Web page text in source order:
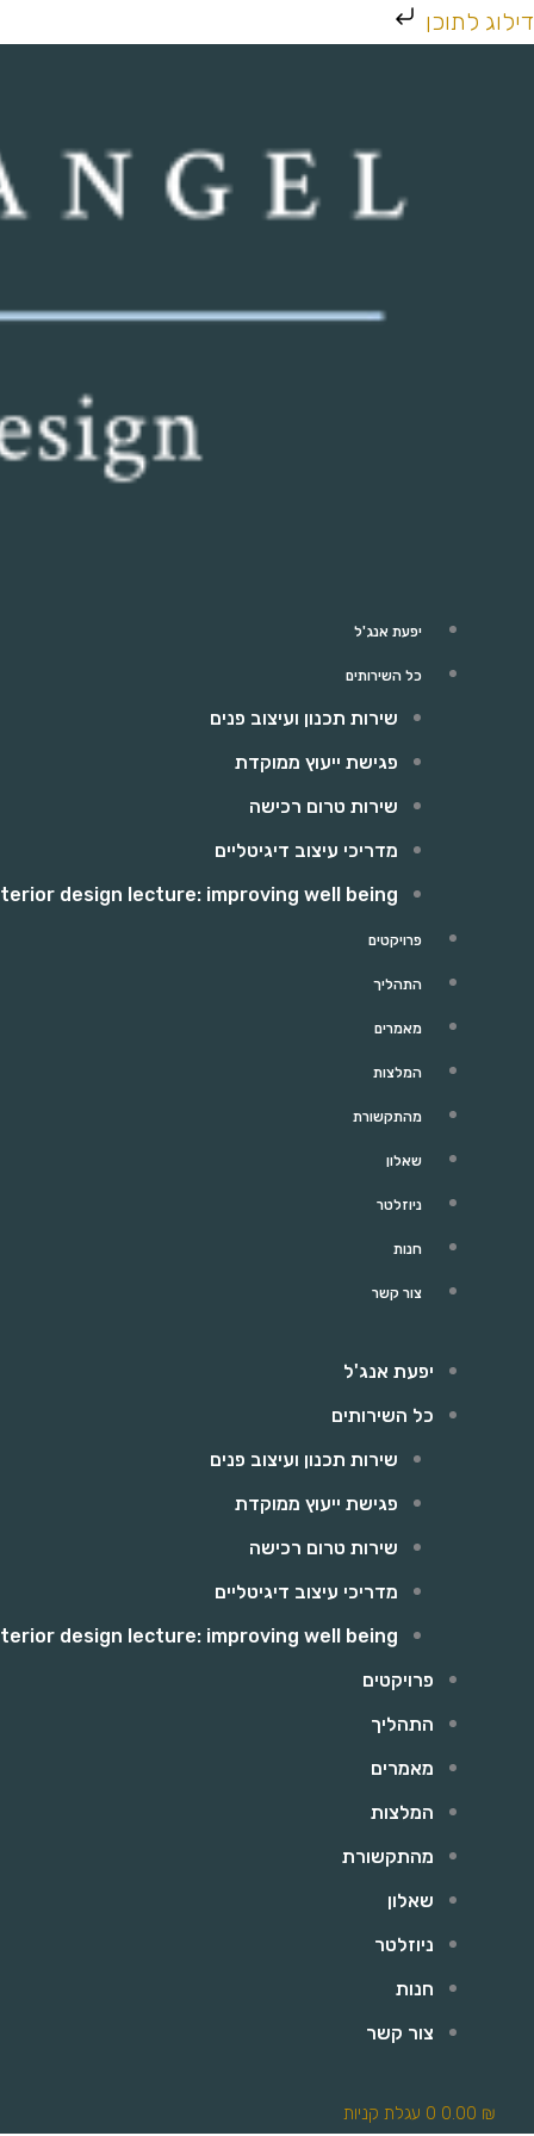
דילוג לתוכן
דילוג
יפעת אנג'ל
כל השירותים
שירות תכנון ועיצוב פנים
פגישת ייעוץ ממוקדת
שירות טרום רכישה
מדריכי עיצוב דיגיטליים
design lecture: improving well being
פרויקטים
התהליך
מאמרים
המלצות
מהתקשורת
שאלון
ניוזלטר
חנות
צור קשר
יפעת אנג'ל
כל השירותים
שירות תכנון ועיצוב פנים
פגישת ייעוץ ממוקדת
שירות טרום רכישה
מדריכי עיצוב דיגיטליים
design lecture: improving well being
פרויקטים
התהליך
מאמרים
המלצות
מהתקשורת
שאלון
ניוזלטר
חנות
צור קשר
0.00 ₪
0 עגלת קניות